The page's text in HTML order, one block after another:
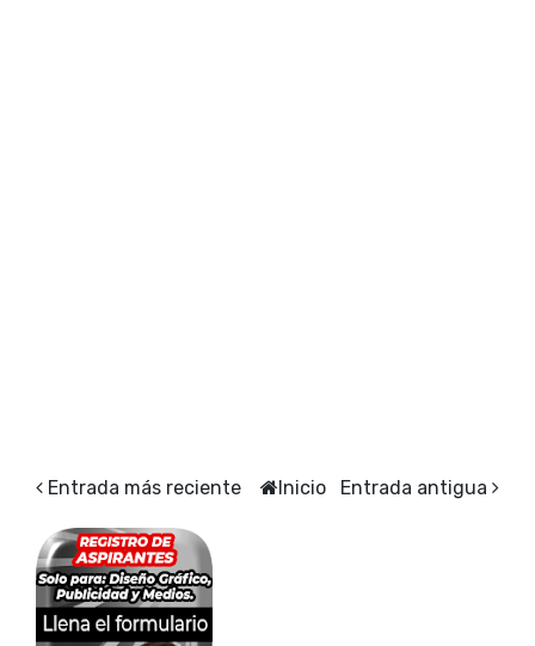
Entrada más reciente Entrada antigua
Inicio